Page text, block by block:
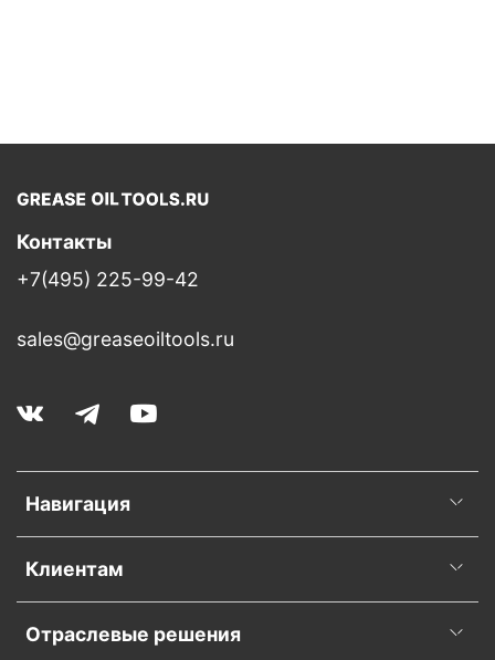
Навигация
Клиентам
Отраслевые решения
Контакты
+7(495) 225-99-42
sales@greaseoiltools.ru